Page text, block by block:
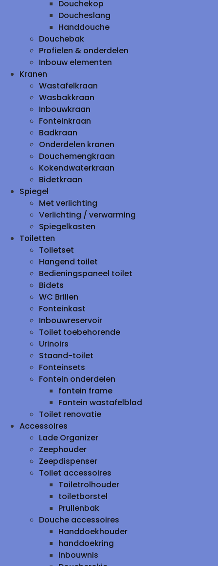
Douchekop
Doucheslang
Handdouche
Douchebak
Profielen & onderdelen
Inbouw elementen
Kranen
Wastafelkraan
Wasbakkraan
Inbouwkraan
Fonteinkraan
Badkraan
Onderdelen kranen
Douchemengkraan
Kokendwaterkraan
Bidetkraan
Spiegel
Met verlichting
Verlichting / verwarming
Spiegelkasten
Toiletten
Toiletset
Hangend toilet
Bedieningspaneel toilet
Bidets
WC Brillen
Fonteinkast
Inbouwreservoir
Toilet toebehorende
Urinoirs
Staand-toilet
Fonteinsets
Fontein onderdelen
fontein frame
Fontein wastafelblad
Toilet renovatie
Accessoires
Lade Organizer
Zeephouder
Zeepdispenser
Toilet accessoires
Toiletrolhouder
toiletborstel
Prullenbak
Douche accessoires
Handdoekhouder
handdoekring
Inbouwnis